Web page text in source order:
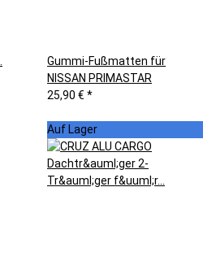
Gummi-Fußmatten für
NISSAN PRIMASTAR
25,90 € *
Auf Lager